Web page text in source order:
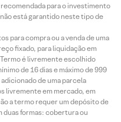
para o investimento
está garantido neste tipo de
para compra ou a venda de uma
fixado, para liquidação em
é livremente escolhido
de 16 dias e máximo de 999
de uma parcela
livremente em mercado, em
a termo requer um depósito de
duas formas: cobertura ou